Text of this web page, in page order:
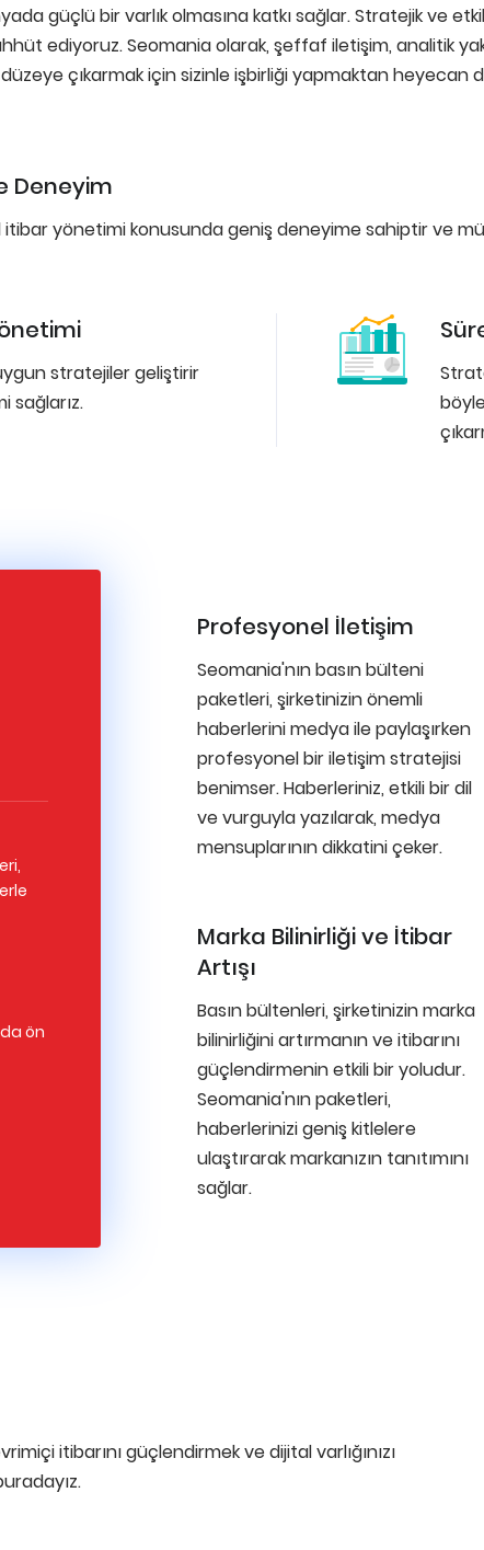
güçlü bir varlık olmasına katkı sağlar. Stratejik ve
ediyoruz. Seomania olarak, şeffaf iletişim, analitik
düzeye çıkarmak için sizinle işbirliği yapmaktan heyecan
Deneyim
itibar yönetimi konusunda geniş deneyime sahiptir ve
stratejiler geliştirir
sağlarız.
ön
Profesyonel İletişim
Seomania'nın basın bülteni
paketleri, şirketinizin önemli
haberlerini medya ile paylaşırken
profesyonel bir iletişim stratejisi
benimser. Haberleriniz, etkili bir dil
ve vurguyla yazılarak, medya
mensuplarının dikkatini çeker.
Marka Bilinirliği ve İtibar
Artışı
Basın bültenleri, şirketinizin marka
bilinirliğini artırmanın ve itibarını
güçlendirmenin etkili bir yoludur.
Seomania'nın paketleri,
haberlerinizi geniş kitlelere
ulaştırarak markanızın tanıtımını
sağlar.
itibarını güçlendirmek ve dijital varlığınızı